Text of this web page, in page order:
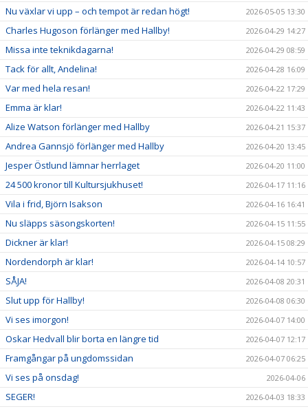
Nu växlar vi upp – och tempot är redan högt! 2026-05-05 13:30
Charles Hugoson förlänger med Hallby! 2026-04-29 14:27
Missa inte teknikdagarna! 2026-04-29 08:59
Tack för allt, Andelina! 2026-04-28 16:09
Var med hela resan! 2026-04-22 17:29
Emma är klar! 2026-04-22 11:43
Alize Watson förlänger med Hallby 2026-04-21 15:37
Andrea Gannsjö förlänger med Hallby 2026-04-20 13:45
Jesper Östlund lämnar herrlaget 2026-04-20 11:00
24 500 kronor till Kultursjukhuset! 2026-04-17 11:16
Vila i frid, Björn Isakson 2026-04-16 16:41
Nu släpps säsongskorten! 2026-04-15 11:55
Dickner är klar! 2026-04-15 08:29
Nordendorph är klar! 2026-04-14 10:57
SÅJA! 2026-04-08 20:31
Slut upp för Hallby! 2026-04-08 06:30
Vi ses imorgon! 2026-04-07 14:00
Oskar Hedvall blir borta en längre tid 2026-04-07 12:17
Framgångar på ungdomssidan 2026-04-07 06:25
Vi ses på onsdag! 2026-04-06
SEGER! 2026-04-03 18:33